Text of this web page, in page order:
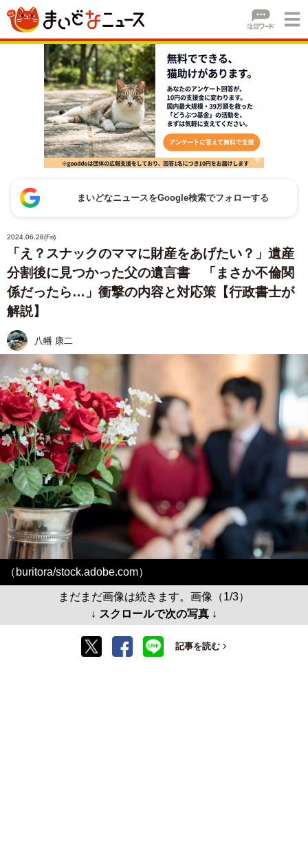
まいどなニュースをGoogle検索でフォローする
2024.06.28(Fri)
「え？スナックのママに財産をあげたい？」遺産
分割後に見つかった父の遺言書 「まさか不倫関
係だったら…」衝撃の内容と対応策【行政書士が
解説】
八幡 康二
（buritora/stock.adobe.com）
まだまだ画像は続きます。画像（1/3）
↓ スクロールで次の写真 ↓
記事を読む